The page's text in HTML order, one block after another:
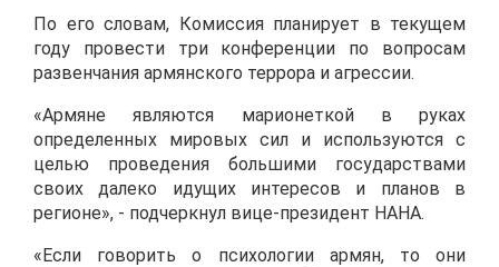
По его словам, Комиссия планирует в текущем
году провести три конференции по вопросам
развенчания армянского террора и агрессии.
«Армяне являются марионеткой в руках
определенных мировых сил и используются с
целью проведения большими государствами
своих далеко идущих интересов и планов в
регионе», - подчеркнул вице-президент НАНА.
«Если говорить о психологии армян, то они